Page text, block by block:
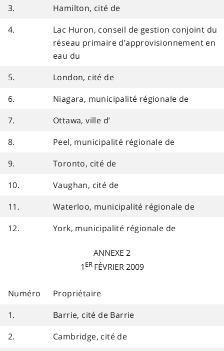
3.
Hamilton, cité de
4.
Lac Huron, conseil de gestion conjoint du
réseau primaire d’approvisionnement en
eau du
5.
London, cité de
6.
Niagara, municipalité régionale de
7.
Ottawa, ville d’
8.
Peel, municipalité régionale de
9.
Toronto, cité de
10.
Vaughan, cité de
11.
Waterloo, municipalité régionale de
12.
York, municipalité régionale de
ANNEXE 2
1 ER FÉVRIER 2009
Numéro
Propriétaire
1.
Barrie, cité de Barrie
2.
Cambridge, cité de